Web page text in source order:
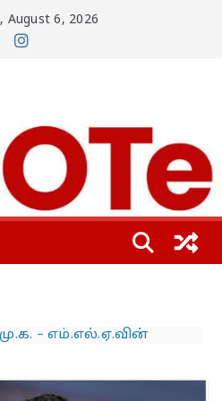
August 6, 2026
– எம்.எல்.ஏ.வின்
அட்மினுக்குத்